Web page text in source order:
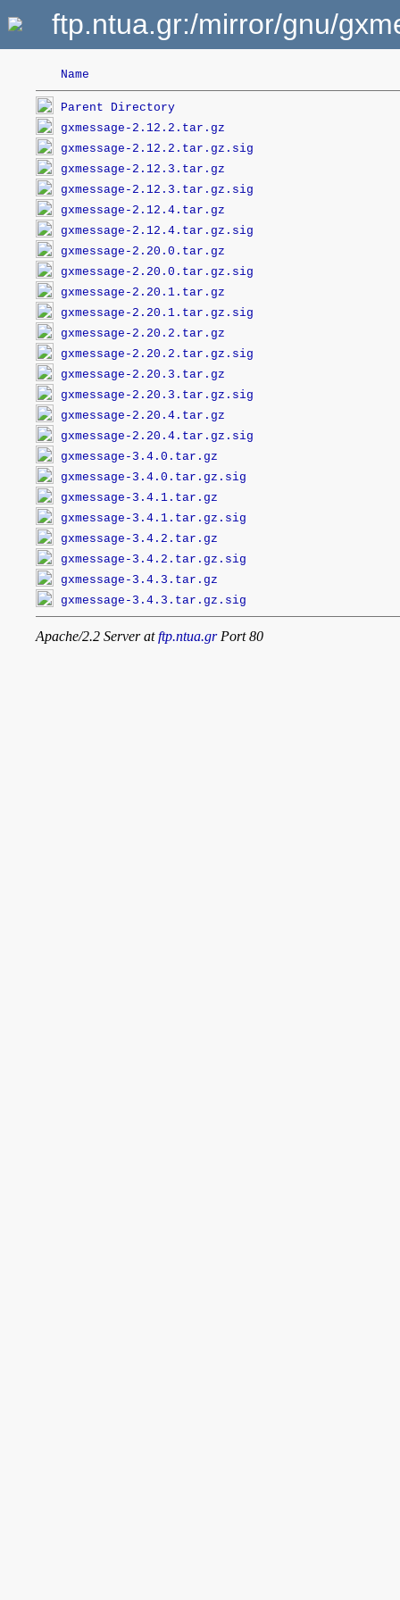
ftp.ntua.gr:/mirror/gnu/
Name
Parent Directory
gxmessage-2.12.2.tar.gz
gxmessage-2.12.2.tar.gz.sig
gxmessage-2.12.3.tar.gz
gxmessage-2.12.3.tar.gz.sig
gxmessage-2.12.4.tar.gz
gxmessage-2.12.4.tar.gz.sig
gxmessage-2.20.0.tar.gz
gxmessage-2.20.0.tar.gz.sig
gxmessage-2.20.1.tar.gz
gxmessage-2.20.1.tar.gz.sig
gxmessage-2.20.2.tar.gz
gxmessage-2.20.2.tar.gz.sig
gxmessage-2.20.3.tar.gz
gxmessage-2.20.3.tar.gz.sig
gxmessage-2.20.4.tar.gz
gxmessage-2.20.4.tar.gz.sig
gxmessage-3.4.0.tar.gz
gxmessage-3.4.0.tar.gz.sig
gxmessage-3.4.1.tar.gz
gxmessage-3.4.1.tar.gz.sig
gxmessage-3.4.2.tar.gz
gxmessage-3.4.2.tar.gz.sig
gxmessage-3.4.3.tar.gz
gxmessage-3.4.3.tar.gz.sig
Apache/2.2 Server atftp.ntua.grPort 80